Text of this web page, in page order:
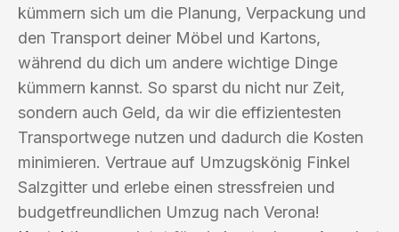
kümmern sich um die Planung, Verpackung und
den Transport deiner Möbel und Kartons,
während du dich um andere wichtige Dinge
kümmern kannst. So sparst du nicht nur Zeit,
sondern auch Geld, da wir die effizientesten
Transportwege nutzen und dadurch die Kosten
minimieren. Vertraue auf Umzugskönig Finkel
Salzgitter und erlebe einen stressfreien und
budgetfreundlichen Umzug nach Verona!